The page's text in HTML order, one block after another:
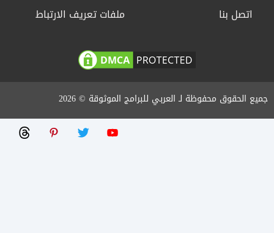
اتصل بنا
ملفات تعريف الارتباط
جميع الحقوق محفوظة لـ العربي للبرامج الموثوقة © 2026